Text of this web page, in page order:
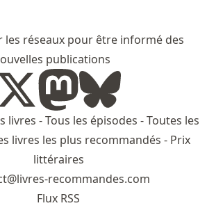
les réseaux pour être informé des
publications
livres -Tous les épisodes -Toutes les
livres les plus recommandés - Prix
littéraires
recommandes.com
Flux RSS